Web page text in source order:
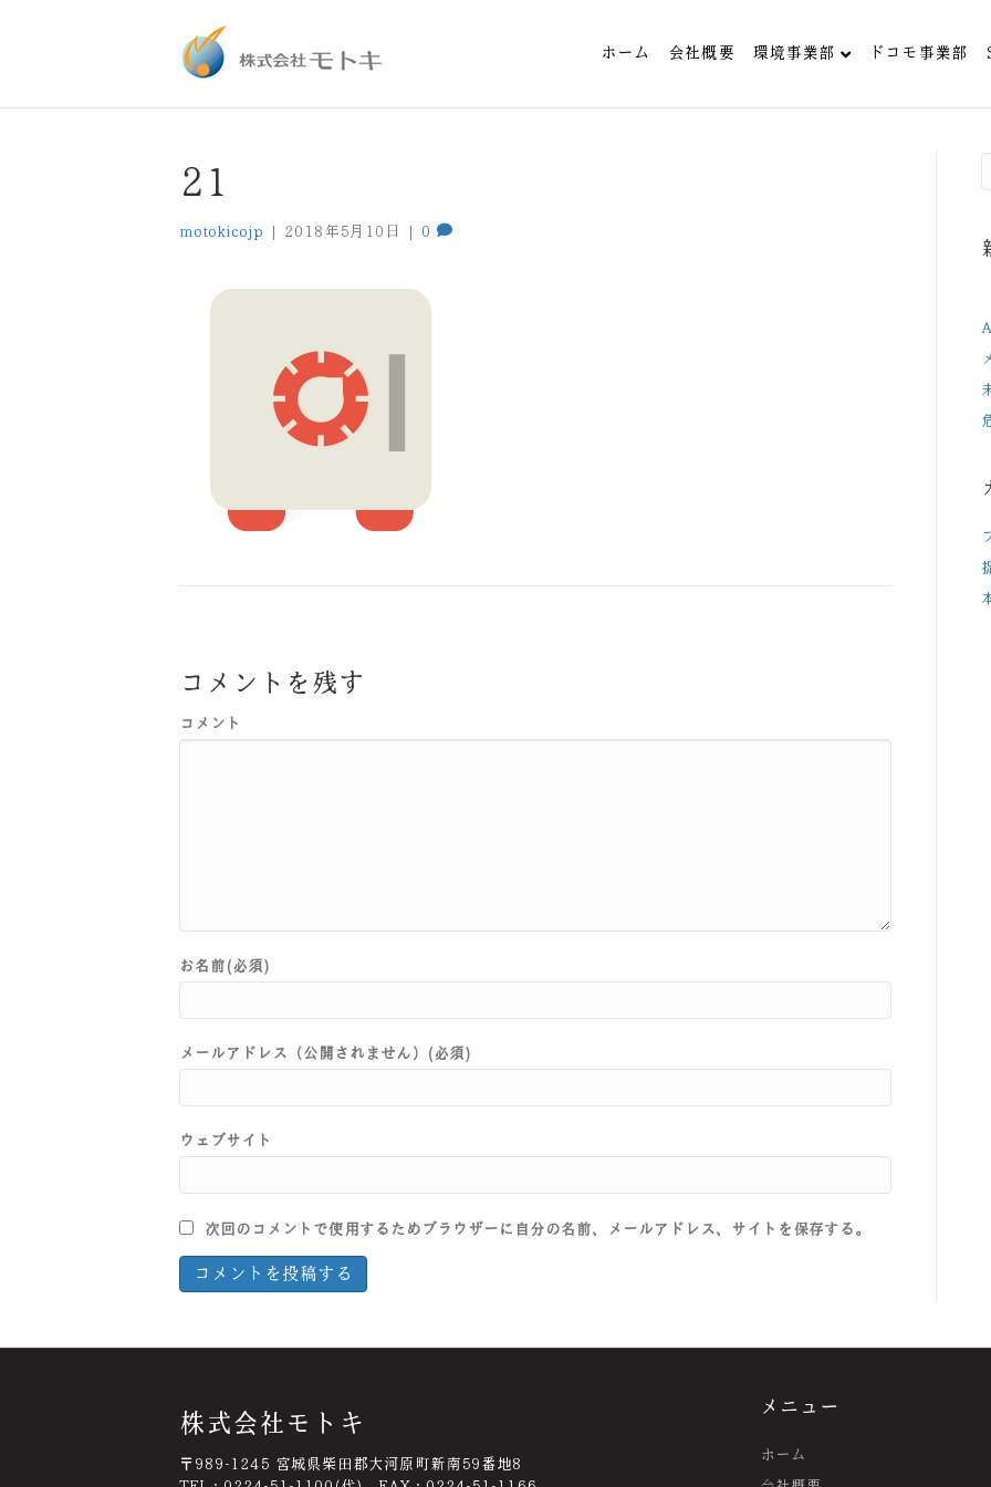
ホーム 会社概要 環境事業部 ドコモ事業部
21
motokicojp | 2018年5月10日 | 0
コメントを残す
コメント
お名前(必須)
メールアドレス（公開されません）(必須)
ウェブサイト
次回のコメントで使用するためブラウザーに自分の名前、メールアドレス、サイトを保存する。
株式会社モトキ
〒989-1245 宮城県柴田郡大河原町新南59番地8
メニュー
ホーム